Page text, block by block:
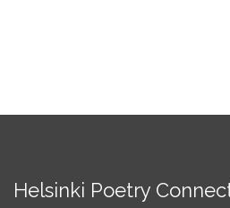
Helsinki Poetry